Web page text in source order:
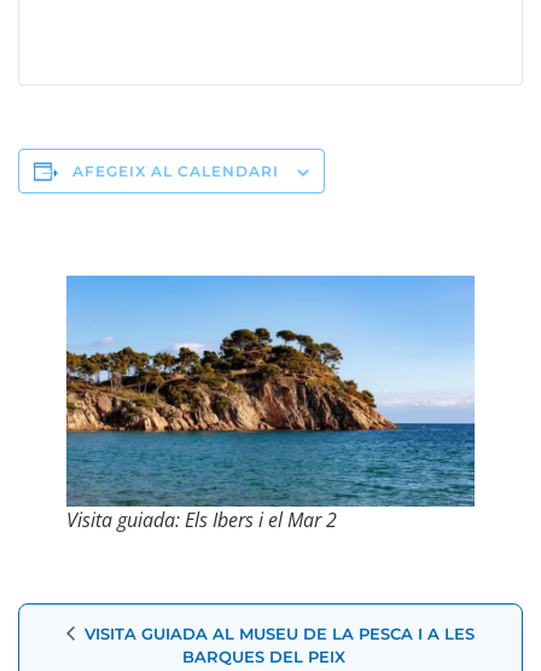
AFEGEIX AL CALENDARI
Visita guiada: Els Ibers i el Mar 2
Navegació
d'Esdeveniment
VISITA GUIADA AL MUSEU DE LA PESCA I A LES
BARQUES DEL PEIX